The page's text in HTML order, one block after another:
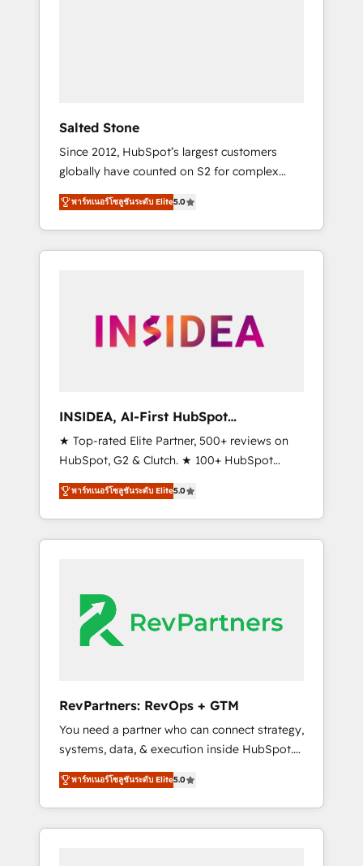
Salted Stone
Since 2012, HubSpot’s largest customers
globally have counted on S2 for complex
migrations, change management, systems
integration, and creative solutions that
deliver measurable impact and transform
brand experiences As one of the few full-
globally regionalized HubSpot websites,
integrated marketing campaigns, & RevOps
adoption with change-management
programs, and align marketing, sales, and
service to drive sustainable growth With 6
key HubSpot accreditations and experience
across hundreds of organizations in dozens
of industries, there’s a good chance one of
our globally integrated teams has worked
looking for...and get your next big initiative
moving!
พาร์ทเนอร์โซลูชันระดับ Elite5.0
INSIDEA, AI-First HubSpot
Onboarding & RevOps
★ Top-rated Elite Partner, 500+ reviews on
HubSpot, G2 & Clutch. ★ 100+ HubSpot
Certified Experts & Trainers across the team
★ 1,500+ implementations across five
continents ★ AI-First, RevOps-led,
Onboarding obsessed ★ Company of the
engine. We onboard your team, migrate your
data, and build AI-powered workflows that
drive adoption from week one, in your time
from any legacy CRM. Zero downtime, full
data integrity. ➤ Implementation: Configure
HubSpot to run your revenue process. Sales,
marketing, and service wired together. ➤ AI
and Integrations: Layer Breeze AI, custom
agents, and APIs to remove manual work. ➤
Ongoing Management: Monthly tune-ups,
พาร์ทเนอร์โซลูชันระดับ Elite5.0
RevPartners: RevOps + GTM
You need a partner who can connect strategy,
systems, data, & execution inside HubSpot.
We bridge the gap where most agencies fall
short by combining GTM strategy with
technical execution to solve the right
problem with the right solution. As the only
พาร์ทเนอร์โซลูชันระดับ Elite5.0